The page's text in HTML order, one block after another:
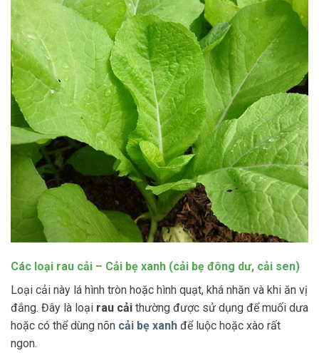
Các loại rau cải – Cải bẹ xanh (cải bẹ đông dư, cải sen)
Loại cải này lá hình tròn hoặc hình quạt, khá nhăn và khi ăn vị
đắng. Đây là loại rau cải thường được sử dụng để muối dưa
hoặc có thể dùng nõn cải bẹ xanh để luộc hoặc xào rất
ngon.